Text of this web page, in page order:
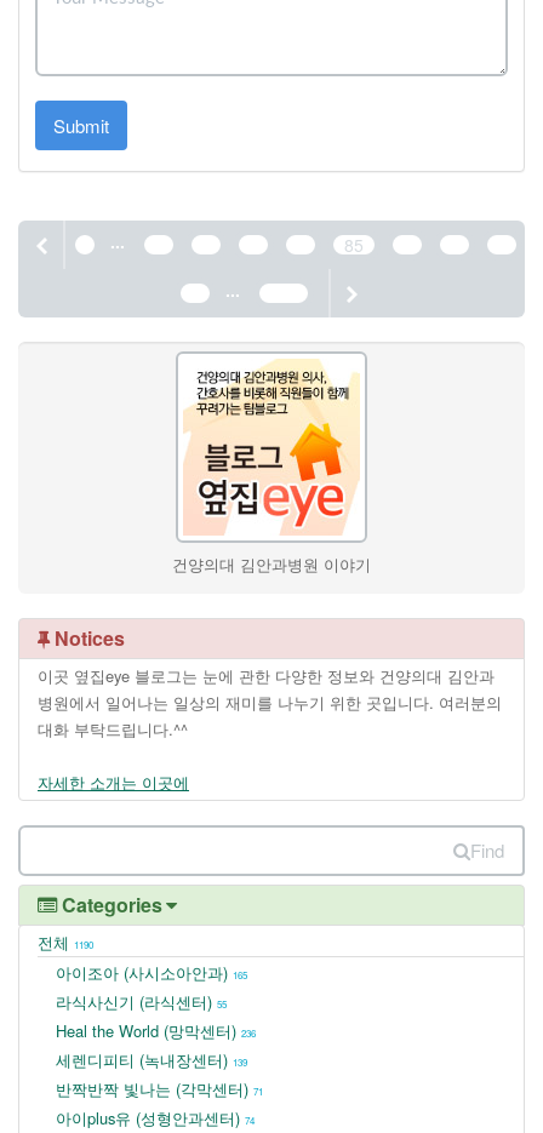
Submit
... 85
...
건양의대 김안과병원 이야기
Notices
이곳 옆집eye 블로그는 눈에 관한 다양한 정보와 건양의대 김안과
병원에서 일어나는 일상의 재미를 나누기 위한 곳입니다. 여러분의
대화 부탁드립니다.^^
자세한 소개는 이곳에
Find
Categories
전체 1190
아이조아 (사시소아안과) 165
라식사신기 (라식센터) 55
Heal the World (망막센터) 236
세렌디피티 (녹내장센터) 139
반짝반짝 빛나는 (각막센터) 71
아이plus유 (성형안과센터) 74